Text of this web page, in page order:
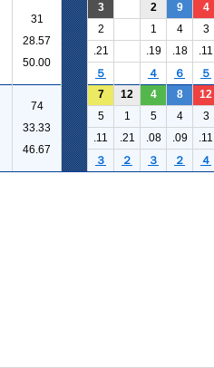
31
28.57
50.00
3 2 9 4
2
1 4 3
.21
.19 .18 .11
５
４ ６ ５
74
33.33
46.67
7 12 4 8 12
5 1 5 4 3
.11
.21 .08 .09 .11
３
２ ３ ２ ４